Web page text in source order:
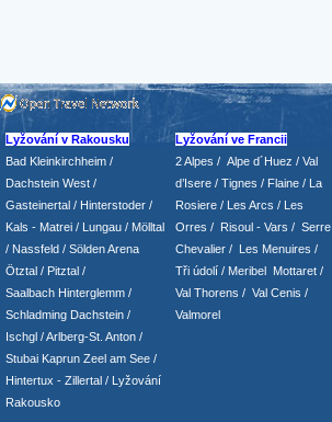
Lyžování v Rakousku
Bad Kleinkirchheim /
Dachstein West /
Gasteinertal / Hinterstoder /
Kals - Matrei / Lungau / Mölltal
/ Nassfeld / Sölden Arena
Ötztal / Pitztal /
Saalbach Hinterglemm /
Schladming Dachstein /
Ischgl /Arlberg-St. Anton /
Stubai Kaprun Zeel am See /
Hintertux - Zillertal / Lyžování
Rakousko
Lyžování ve Francii
2 Alpes / Alpe d´Huez / Val
d’Isere / Tignes / Flaine / La
Rosiere / Les Arcs / Les
Orres / Risoul - Vars / Serre
Chevalier / Les Menuires /
Tři údolí / Meribel Mottaret /
Val Thorens / Val Cenis /
Valmorel